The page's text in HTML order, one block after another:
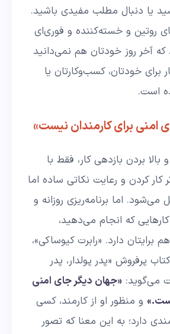
یا دنبال مطلب مفیدی باشید.
روتین و خسته‌کننده و فوری‌ای
که آخر روز خودتان هم نمی‌دانید
خودتان، کسب‌وکارتان یا
است.
امنی برای کارمندان نیست»
و بالا بردن بازدهی کار، فقط با
کار کردن و رعایت نکاتی ساده اما
می‌شود. اما برنامه‌ریزی روزانه و
کارهایی که انجام می‌دهید،
برایتان دارد. «رابرت کیوساکی»،
پرفروش «پدر پولدار، پدر
می‌گوید: «جهان دیگر جای امنی
و منظور او از کارمند، کسی
دارد؛ به این معنا که تصور